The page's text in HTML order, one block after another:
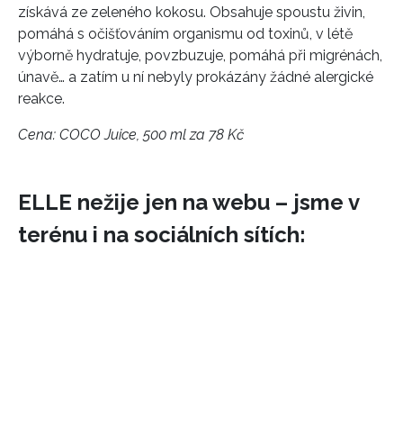
získává ze zeleného kokosu. Obsahuje spoustu živin,
pomáhá s očišťováním organismu od toxinů, v létě
výborně hydratuje, povzbuzuje, pomáhá při migrénách,
únavě… a zatím u ní nebyly prokázány žádné alergické
reakce.
Cena: COCO Juice, 500 ml za 78 Kč
ELLE nežije jen na webu – jsme v
terénu i na sociálních sítích: